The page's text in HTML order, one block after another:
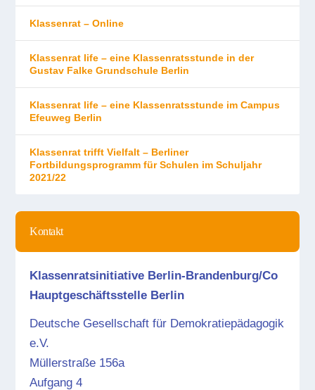
Klassenrat – Online
Klassenrat life – eine Klassenratsstunde in der
Gustav Falke Grundschule Berlin
Klassenrat life – eine Klassenratsstunde im Campus
Efeuweg Berlin
Klassenrat trifft Vielfalt – Berliner
Fortbildungsprogramm für Schulen im Schuljahr
2021/22
Kontakt
Klassenratsinitiative Berlin-Brandenburg/Co
Hauptgeschäftsstelle Berlin
Deutsche Gesellschaft für Demokratiepädagogik
e.V.
Müllerstraße 156a
Aufgang 4